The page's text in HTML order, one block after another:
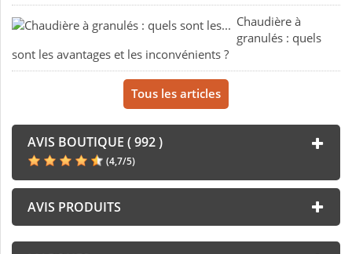
Chaudière à
granulés : quels
sont les avantages et les inconvénients ?
Tous les articles
AVIS BOUTIQUE ( 992 )
(4,7/5)
AVIS PRODUITS